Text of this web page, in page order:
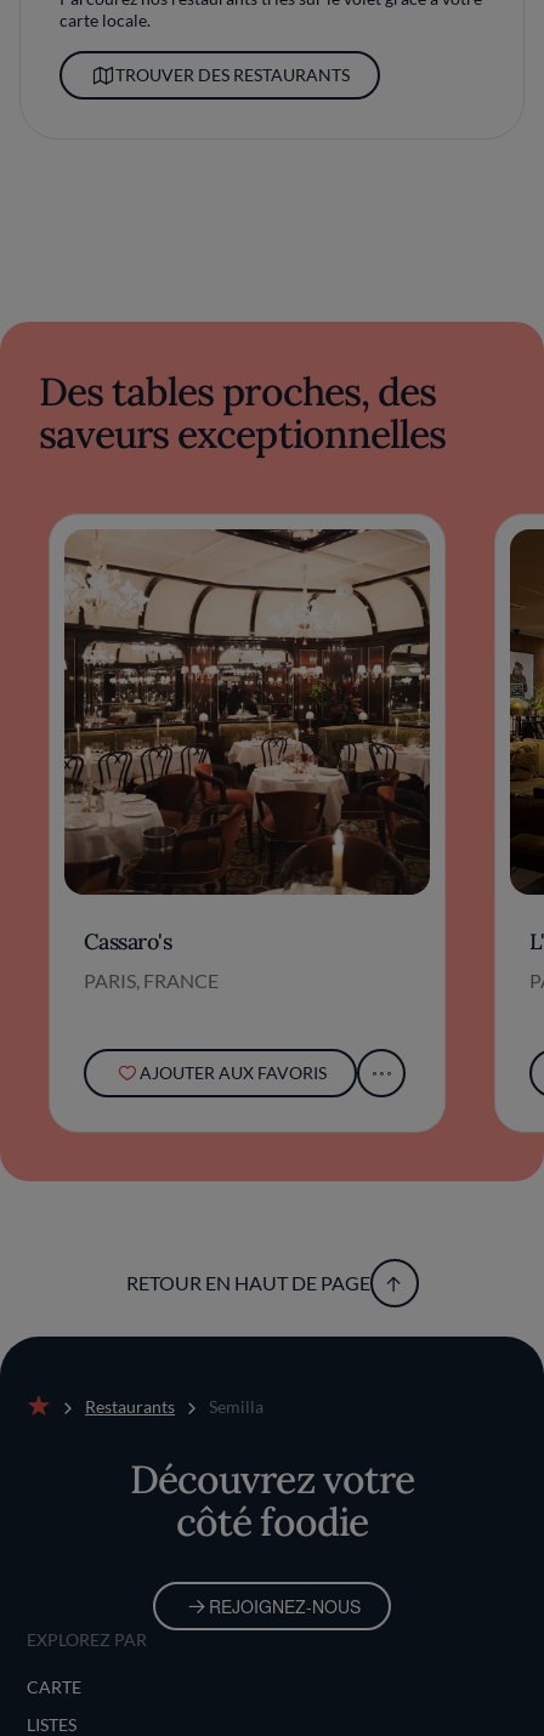
carte locale.
TROUVER DES RESTAURANTS
Des tables proches, des
saveurs exceptionnelles
Cassaro's
PARIS, FRANCE
AJOUTER AUX FAVORIS
RETOUR EN HAUT DE PAGE
Restaurants Semilla
Découvrez votre
côté foodie
REJOIGNEZ-NOUS
EXPLOREZ PAR
CARTE
LISTES